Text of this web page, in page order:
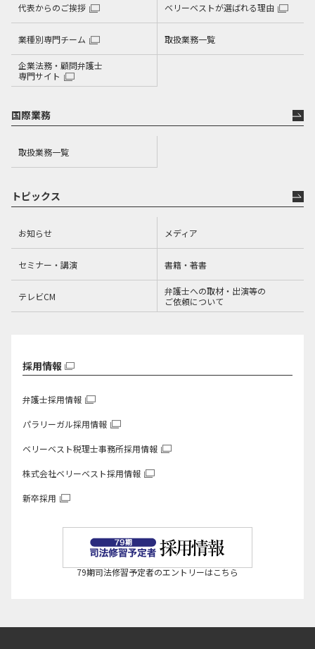
代表からのご挨拶 ベリーベストが選ばれる理由
業種別専門チーム 取扱業務一覧
企業法務・顧問弁護士
専門サイト
国際業務
取扱業務一覧
トピックス
お知らせ メディア
セミナー・講演 書籍・著書
テレビCM
弁護士への取材・出演等の
ご依頼について
採用情報
弁護士採用情報
パラリーガル採用情報
ベリーベスト税理士事務所採用情報
株式会社ベリーベスト採用情報
新卒採用
79期司法修習予定者のエントリーはこちら